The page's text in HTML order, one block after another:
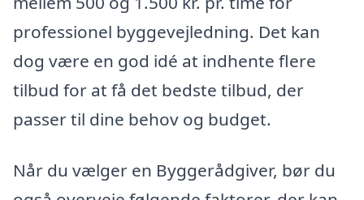
professionel byggevejledning. Det kan
dog være en god idé at indhente flere
tilbud for at få det bedste tilbud, der
passer til dine behov og budget.
Når du vælger en Byggerådgiver, bør du